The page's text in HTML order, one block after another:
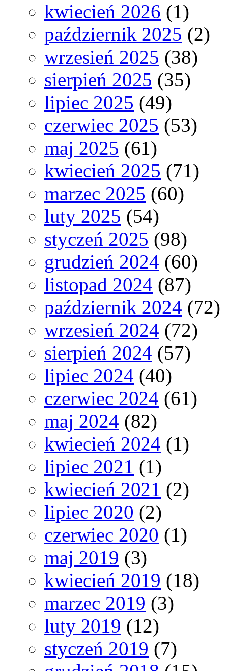
kwiecień 2026 (1)
październik 2025 (2)
wrzesień 2025 (38)
sierpień 2025 (35)
lipiec 2025 (49)
czerwiec 2025 (53)
maj 2025 (61)
kwiecień 2025 (71)
marzec 2025 (60)
luty 2025 (54)
styczeń 2025 (98)
grudzień 2024 (60)
listopad 2024 (87)
październik 2024 (72)
wrzesień 2024 (72)
sierpień 2024 (57)
lipiec 2024 (40)
czerwiec 2024 (61)
maj 2024 (82)
kwiecień 2024 (1)
lipiec 2021 (1)
kwiecień 2021 (2)
lipiec 2020 (2)
czerwiec 2020 (1)
maj 2019 (3)
kwiecień 2019 (18)
marzec 2019 (3)
luty 2019 (12)
styczeń 2019 (7)